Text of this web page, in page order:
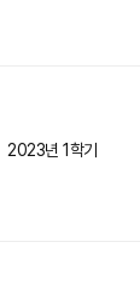
2023년 1학기